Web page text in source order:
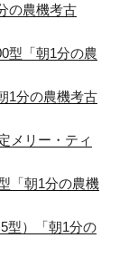
の農機考古
型「朝1分の農
1分の農機考古
メリー・ティ
「朝1分の農機
型）「朝1分の